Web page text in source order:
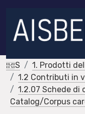
IRIS
1. Prodotti
1.2 Contributi in
1.2.07 Schede di
Catalog/Corpus